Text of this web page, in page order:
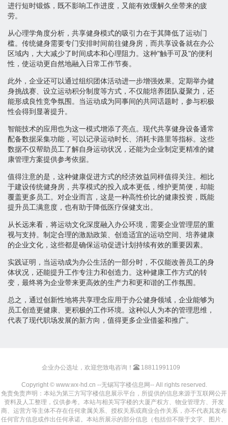
进行短时锻炼，既不影响工作进度，又能有效缓解久坐带来的疲
劳。
从心理学角度分析，共享健身模式的吸引力在于其降低了运动门
槛。传统健身需要专门安排时间前往健身房，而共享设备就在办公
区域内，大大减少了时间成本和心理阻力。这种"触手可及"的便利
性，使运动更自然地融入日常工作节奏。
此外，企业还可以通过组织团体活动进一步增强效果。定期举办健
身挑战赛、设立运动积分制度等方式，不仅能培养团队凝聚力，还
能形成良性竞争氛围。当运动成为同事间的共同话题时，参与积极
性会得到显著提升。
智能技术的应用也为这一模式增添了亮点。现代共享健身设备通常
配备数据采集功能，可以记录运动时长、消耗卡路里等指标。这些
数据不仅帮助员工了解自身运动状况，还能为企业制定更精准的健
康管理方案提供参考依据。
值得注意的是，这种健康促进方式的经济效益同样值得关注。相比
于建设传统健身房，共享模式的投入成本更低，维护更简便，却能
覆盖更多员工。对企业而言，这是一种高性价比的健康投资，既能
提升员工满意度，也有助于降低医疗保健支出。
从长远来看，将运动文化深度融入办公环境，需要企业管理层的重
视与支持。制定合理的激励政策、创造适宜的运动空间、培养健康
的企业文化，这些都是确保运动促进计划持续有效的重要因素。
实践证明，当运动成为办公生活的一部分时，不仅能改善员工的身
体状况，还能提升工作专注力和创造力。这种健康工作方式的转
变，最终将为企业带来更高效的生产力和更和谐的工作氛围。
总之，通过创新性地将共享理念应用于办公健身领域，企业能够为
员工创造更健康、更积极的工作环境。这种以人为本的管理思维，
代表了现代职场发展的新方向，值得更多企业借鉴和推广。
企业办公选址，欢迎您致电咨询！ 18811991109
Copyright © www.wx-hd.cn --无锡写字楼信息网-- All rights reserved.
免责免责声明：本站为第三方写字楼信息展示平台，所提供的信息来源于互联网公开
资料及人工整理，仅供参考。本站与相关写字楼的大厦产权方、物业管理方、开发
商、运营方等主体不存在任何隶属关系、授权关系或商业合作关系，亦不代表其发布
任何官方信息或作出任何承诺。本站所展示的部分信息（包括但不限于文字、图片、